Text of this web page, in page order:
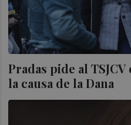
Pradas pide al
la causa de la Dana